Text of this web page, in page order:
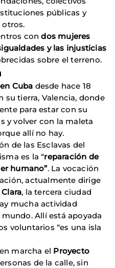
públicas y
otros.
condos mujeres
y las injusticias
sobre el terreno.
Cuba desde hace 18
su tierra, Valencia, donde
para estar con su
y volver con la maleta
allí no hay.
de las Esclavas del
es la “reparación de
humano”. La vocación
actualmente dirige
, la tercera ciudad
mucha actividad
Allí está apoyada
voluntarios “es una isla
marcha el Proyecto
de la calle, sin